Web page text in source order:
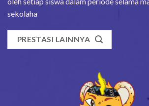
sekolaha
PRESTASI LAINNYA